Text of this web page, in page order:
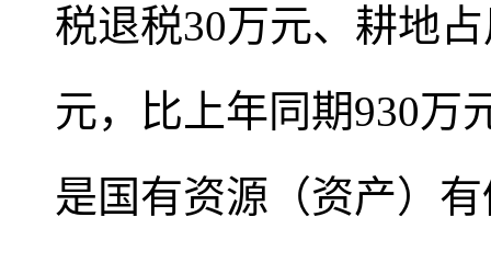
税退税30万元、耕地
元，比上年同期930万
是国有资源（资产）